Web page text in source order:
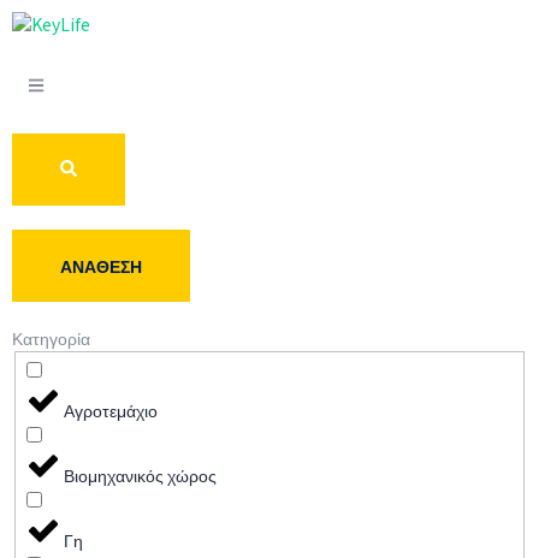
ΑΝΆΘΕΣΗ
Κατηγορία
Αγροτεμάχιο
Βιομηχανικός χώρος
Γη